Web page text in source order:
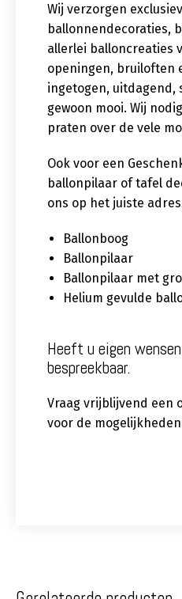
Wij verzorgen
ballonnendecoraties,
allerlei balloncreaties
openingen, bruiloften
ingetogen, uitdagend,
gewoon mooi. Wij
praten over de vele
Ook voor een
ballonpilaar of tafel
ons op het juiste
Ballonboog
Ballonpilaar
Ballonpilaar met
Helium gevulde
Heeft u eigen
bespreekbaar.
Vraag vrijblijvend een
voor de